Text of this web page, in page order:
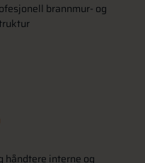
brannmur- og
håndtere interne og